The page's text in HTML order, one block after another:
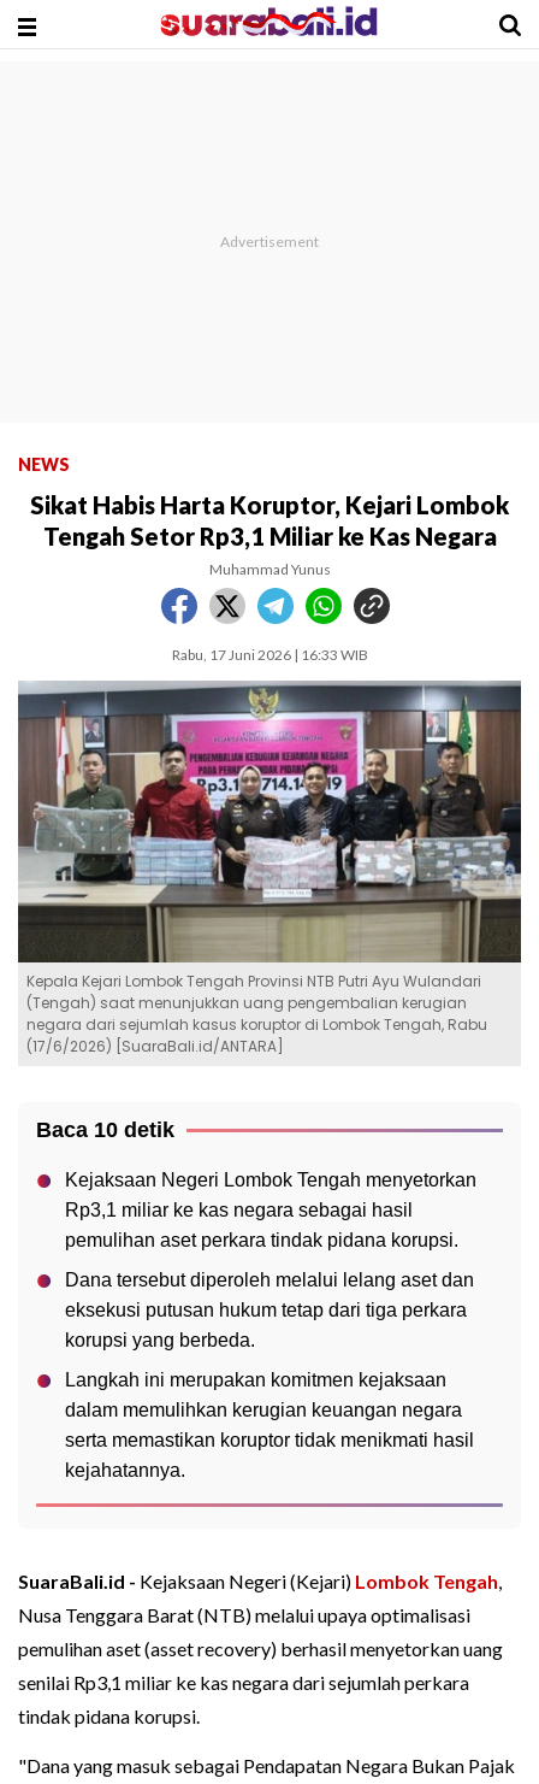
NEWS
Sikat Habis Harta Koruptor, Kejari Lombok
Tengah Setor Rp3,1 Miliar ke Kas Negara
Muhammad Yunus
Rabu, 17 Juni 2026 | 16:33 WIB
Kepala Kejari Lombok Tengah Provinsi NTB Putri Ayu Wulandari
(Tengah) saat menunjukkan uang pengembalian kerugian
negara dari sejumlah kasus koruptor di Lombok Tengah, Rabu
(17/6/2026) [SuaraBali.id/ANTARA]
Baca 10 detik
Kejaksaan Negeri Lombok Tengah menyetorkan
Rp3,1 miliar ke kas negara sebagai hasil
pemulihan aset perkara tindak pidana korupsi.
Dana tersebut diperoleh melalui lelang aset dan
eksekusi putusan hukum tetap dari tiga perkara
korupsi yang berbeda.
Langkah ini merupakan komitmen kejaksaan
dalam memulihkan kerugian keuangan negara
serta memastikan koruptor tidak menikmati hasil
kejahatannya.
SuaraBali.id - Kejaksaan Negeri (Kejari) Lombok Tengah,
Nusa Tenggara Barat (NTB) melalui upaya optimalisasi
pemulihan aset (asset recovery) berhasil menyetorkan uang
senilai Rp3,1 miliar ke kas negara dari sejumlah perkara
tindak pidana korupsi.
"Dana yang masuk sebagai Pendapatan Negara Bukan Pajak